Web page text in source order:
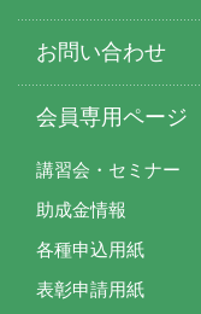
お問い合わせ
会員専用ページ
講習会・セミナー
助成金情報
各種申込用紙
表彰申請用紙